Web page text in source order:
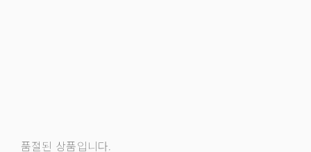
품절된 상품입니다.